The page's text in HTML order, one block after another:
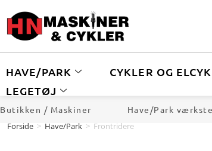
HAVE/PARK CYKLER OG
LEGETØJ
Butikken / Maskiner Have/Park
Forside > Have/Park > Frontridere